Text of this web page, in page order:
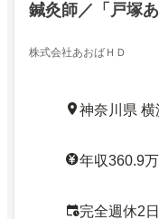
鍼灸師／「戸塚
株式会社あおばＨＤ
神奈川県
年収360.9
完全週休2